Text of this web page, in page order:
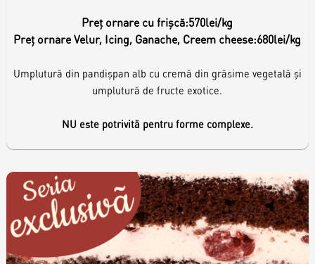
Preț ornare cu frișcă:570lei/kg
Preț ornare Velur, Icing, Ganache, Creem cheese:680lei/kg
Umplutură din pandișpan alb cu cremă din grăsime vegetală și
umplutură de fructe exotice.
NU este potrivită pentru forme complexe.